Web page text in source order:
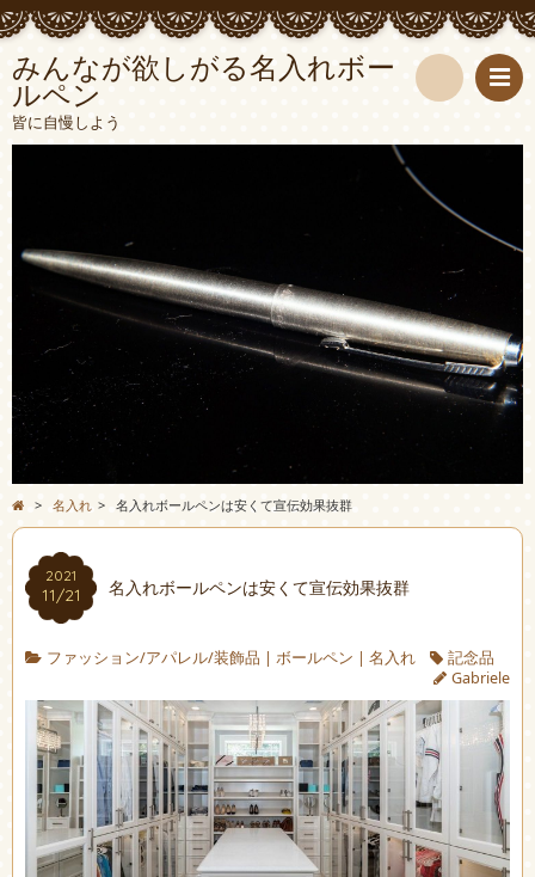
みんなが欲しがる名入れボー
ルペン
皆に自慢しよう
索
> 名入れ > 名入れボールペンは安くて宣伝効果抜群
2021
11/21 名入れボールペンは安くて宣伝効果抜群
ファッション/アパレル/装飾品 | ボールペン | 名入れ
記念品
Gabriele